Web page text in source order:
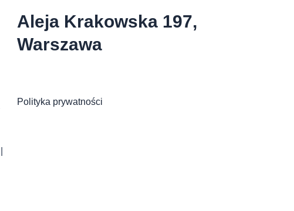
Aleja Krakowska 197,
Warszawa
Polityka prywatności